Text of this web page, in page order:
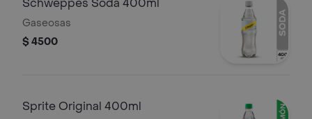
Schweppes Soda 400ml
Gaseosas
$ 4500
Sprite Original 400ml